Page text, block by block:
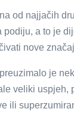
od najjačih
a to je
​​nove
je
veliki uspjeh,
ili